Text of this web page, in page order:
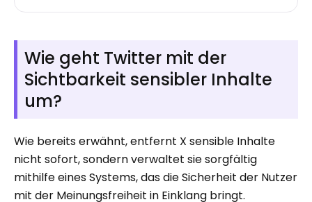
Wie geht Twitter mit der
Sichtbarkeit sensibler Inhalte
um?
Wie bereits erwähnt, entfernt X sensible Inhalte
nicht sofort, sondern verwaltet sie sorgfältig
mithilfe eines Systems, das die Sicherheit der Nutzer
mit der Meinungsfreiheit in Einklang bringt.